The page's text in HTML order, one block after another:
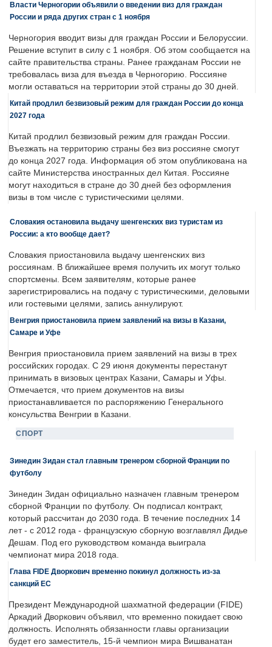
Власти Черногории объявили о введении виз для граждан
России и ряда других стран с 1 ноября
Черногория вводит визы для граждан России и Белоруссии.
Решение вступит в силу с 1 ноября. Об этом сообщается на
сайте правительства страны. Ранее гражданам России не
требовалась виза для въезда в Черногорию. Россияне
могли оставаться на территории этой страны до 30 дней.
Китай продлил безвизовый режим для граждан России до конца
2027 года
Китай продлил безвизовый режим для граждан России.
Въезжать на территорию страны без виз россияне смогут
до конца 2027 года. Информация об этом опубликована на
сайте Министерства иностранных дел Китая. Россияне
могут находиться в стране до 30 дней без оформления
визы в том числе с туристическими целями.
Словакия остановила выдачу шенгенских виз туристам из
России: а кто вообще дает?
Словакия приостановила выдачу шенгенских виз
россиянам. В ближайшее время получить их могут только
спортсмены. Всем заявителям, которые ранее
зарегистрировались на подачу с туристическими, деловыми
или гостевыми целями, запись аннулируют.
Венгрия приостановила прием заявлений на визы в Казани,
Самаре и Уфе
Венгрия приостановила прием заявлений на визы в трех
российских городах. С 29 июня документы перестанут
принимать в визовых центрах Казани, Самары и Уфы.
Отмечается, что прием документов на визы
приостанавливается по распоряжению Генерального
консульства Венгрии в Казани.
СПОРТ
Зинедин Зидан стал главным тренером сборной Франции по
футболу
Зинедин Зидан официально назначен главным тренером
сборной Франции по футболу. Он подписал контракт,
который рассчитан до 2030 года. В течение последних 14
лет - с 2012 года - французскую сборную возглавлял Дидье
Дешам. Под его руководством команда выиграла
чемпионат мира 2018 года.
Глава FIDE Дворкович временно покинул должность из-за
санкций ЕС
Президент Международной шахматной федерации (FIDE)
Аркадий Дворкович объявил, что временно покидает свою
должность. Исполнять обязанности главы организации
будет его заместитель, 15-й чемпион мира Вишванатан